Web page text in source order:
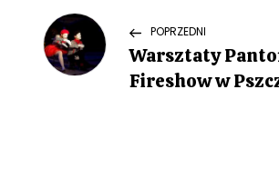
N
a
Previous
Post
POPRZEDNI
Warsztaty
Fireshow w